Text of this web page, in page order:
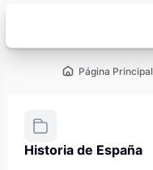
Página Principal
Historia de España